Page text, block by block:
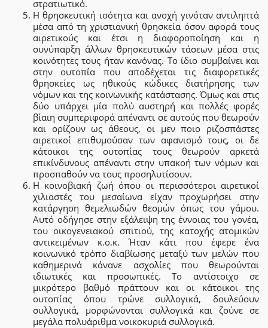
στρατιωτικό.
Η θρησκευτική ισότητα και ανοχή γινόταν αντιληπτά
μέσα από τη χριστιανική θρησκεία όσον αφορά τους
αιρετικούς και έτσι η διαφοροποίηση και η
συνύπαρξη άλλων θρησκευτικών τάσεων μέσα στις
κοινότητες τους ήταν κανόνας. Το ίδιο συμβαίνει και
στην ουτοπία που αποδέχεται τις διαφορετικές
θρησκείες ως ηθικούς κώδικες διατήρησης των
νόμων και της κοινωνικής κατάστασης. Όμως και στις
δύο υπάρχει μία πολύ αυστηρή και πολλές φορές
βίαιη συμπεριφορά απέναντι σε αυτούς που θεωρούν
και ορίζουν ως άθεους, οι μεν ποιο ριζοσπάστες
αιρετικοί επιθυμούσαν των αφανισμό τους, οι δε
κάτοικοι της ουτοπίας τους θεωρούν αρκετά
επικίνδυνους απέναντι στην υπακοή των νόμων και
προσπαθούν να τους προσηλυτίσουν.
Η κοινοβιακή ζωή όπου οι περισσότεροι αιρετικοί
χιλιαστές του μεσαίωνα είχαν προχωρήσει στην
κατάργηση θεμελιωδών θεσμών όπως του γάμου.
Αυτό οδήγησε στην εξάλειψη της έννοιας του γονέα,
του οικογενειακού σπιτιού, της κατοχής ατομικών
αντικειμένων κ.ο.κ. Ήταν κάτι που έφερε ένα
κοινωνικό τρόπο διαβίωσης μεταξύ των μελών που
καθημερινά κάνανε ασχολίες που θεωρούνται
ιδιωτικές και προσωπικές. Το αντίστοιχο σε
μικρότερο βαθμό πράττουν και οι κάτοικοι της
ουτοπίας όπου τρώνε συλλογικά, δουλεύουν
συλλογικά, μορφώνονται συλλογικά και ζούνε σε
μεγάλα πολυάριθμα νοικοκυριά συλλογικά.